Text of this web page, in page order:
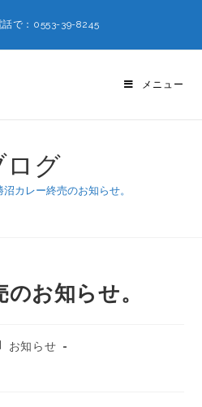
話で：0553-39-8245
メニュー
ログ
沼カレー終売のお知らせ。
お知らせ。
お知らせ